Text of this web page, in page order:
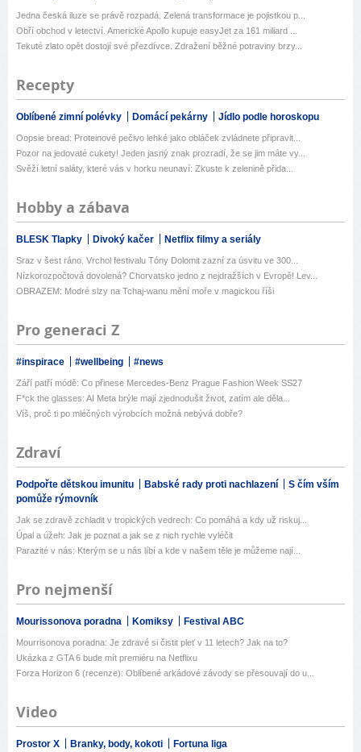
Jedna česká iluze se právě rozpadá. Zelená transformace je pojistkou p...
Obří obchod v letectví. Americké Apollo kupuje easyJet za 161 miliard ...
Tekuté zlato opět dostojí své přezdívce. Zdražení běžné potraviny brzy...
Recepty
Oblíbené zimní polévky Domácí pekárny Jídlo podle horoskopu
Oopsie bread: Proteinové pečivo lehké jako obláček zvládnete připravit...
Pozor na jedovaté cukety! Jeden jasný znak prozradí, že se jim máte vy...
Svěží letní saláty, které vás v horku neunaví: Zkuste k zelenině přida...
Hobby a zábava
BLESK Tlapky Divoký kačer Netflix filmy a seriály
Sraz v šest ráno. Vrchol festivalu Tóny Dolomit zazní za úsvitu ve 300...
Nízkorozpočtová dovolená? Chorvatsko jedno z nejdražších v Evropě! Lev...
OBRAZEM: Modré slzy na Tchaj-wanu mění moře v magickou říši
Pro generaci Z
#inspirace #wellbeing #news
Září patří módě: Co přinese Mercedes-Benz Prague Fashion Week SS27
F*ck the glasses: AI Meta brýle mají zjednodušit život, zatím ale děla...
Víš, proč ti po mléčných výrobcích možná nebývá dobře?
Zdraví
Podpořte dětskou imunitu Babské rady proti nachlazení
S čím vším
pomůže rýmovník
Jak se zdravě zchladit v tropických vedrech: Co pomáhá a kdy už riskuj...
Úpal a úžeh: Jak je poznat a jak se z nich rychle vyléčit
Parazité v nás: Kterým se u nás líbí a kde v našem těle je můžeme nají...
Pro nejmenší
Mourissonova poradna Komiksy Festival ABC
Mourrisonova poradna: Je zdravé si čistit pleť v 11 letech? Jak na to?
Ukázka z GTA 6 bude mít premiéru na Netflixu
Forza Horizon 6 (recenze): Oblíbené arkádové závody se přesouvají do u...
Video
Prostor X Branky, body, kokoti Fortuna liga